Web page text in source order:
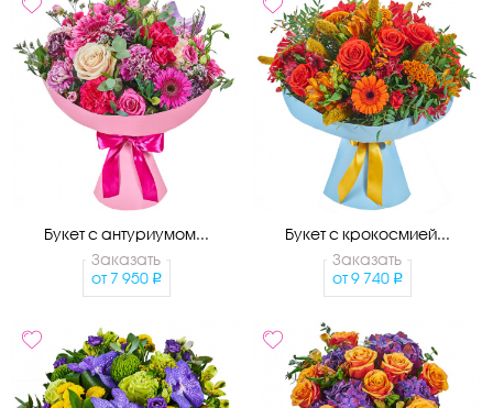
Букет с антуриумом...
Заказать
от 7 950
Букет с крокосмией...
Заказать
от 9 740